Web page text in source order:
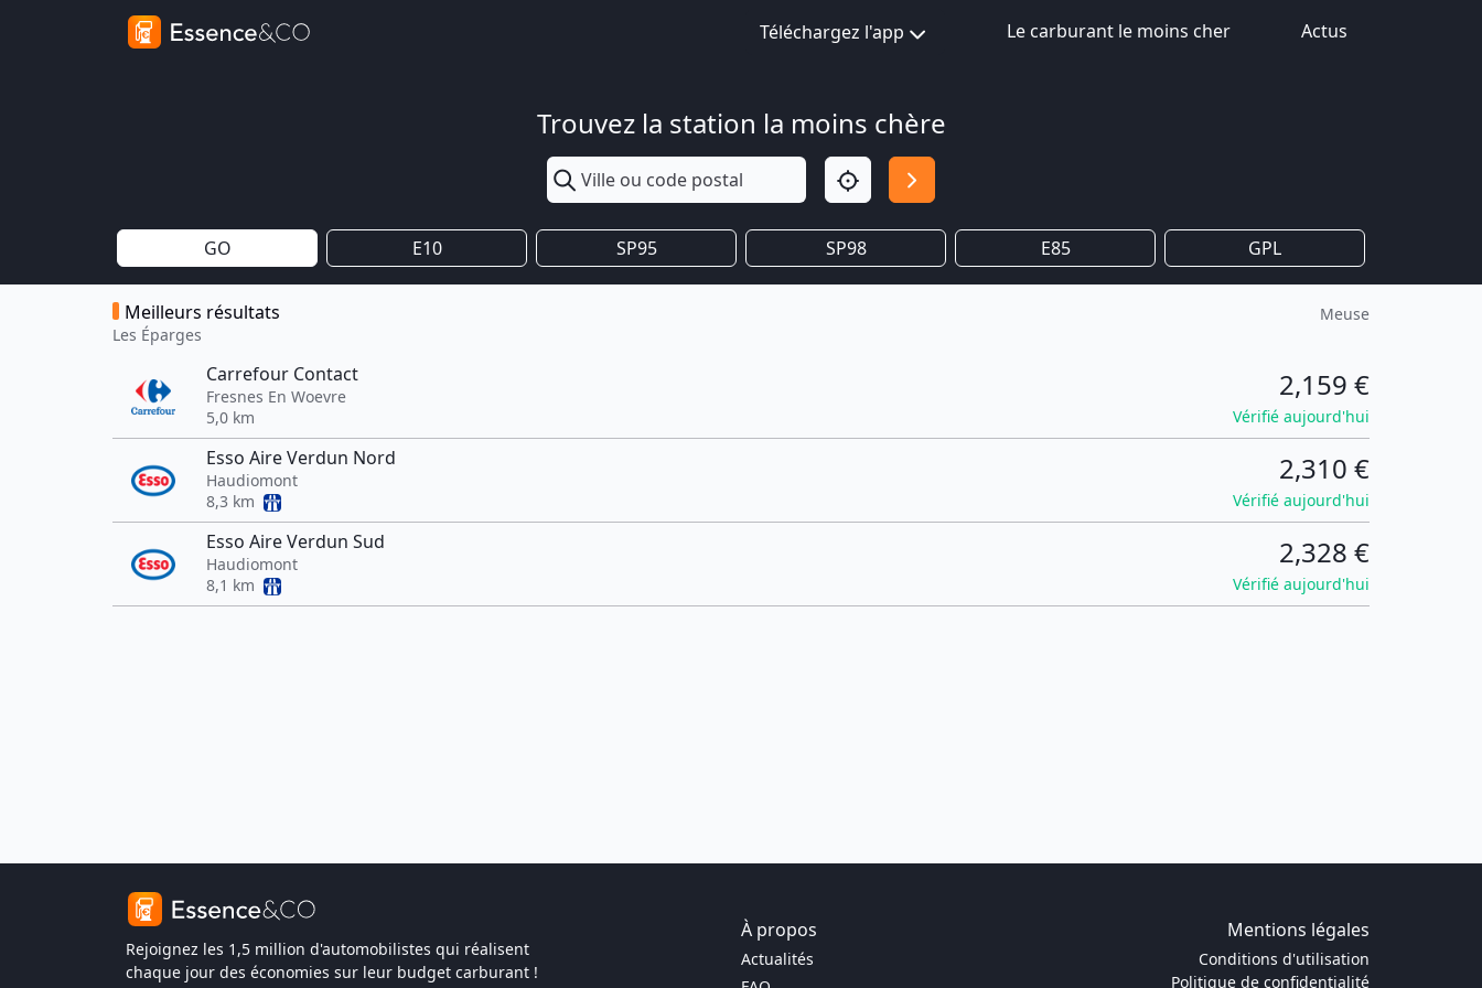
Téléchargez l'app Le carburant le moins cher Actus
Trouvez la station la moins chère
GO E10 SP95 SP98 E85 GPL
Meilleurs résultats
Les Éparges
Meuse
Carrefour Contact
Fresnes En Woevre
5,0 km
2,159 €
Vérifié aujourd'hui
Esso Aire Verdun Nord
Haudiomont
8,3 km
2,310 €
Vérifié aujourd'hui
Esso Aire Verdun Sud
Haudiomont
8,1 km
2,328 €
Vérifié aujourd'hui
Rejoignez les 1,5 million d'automobilistes qui réalisent
chaque jour des économies sur leur budget carburant !
À propos Mentions légales
Actualités
Conditions d'utilisation
Politique de confidentialité